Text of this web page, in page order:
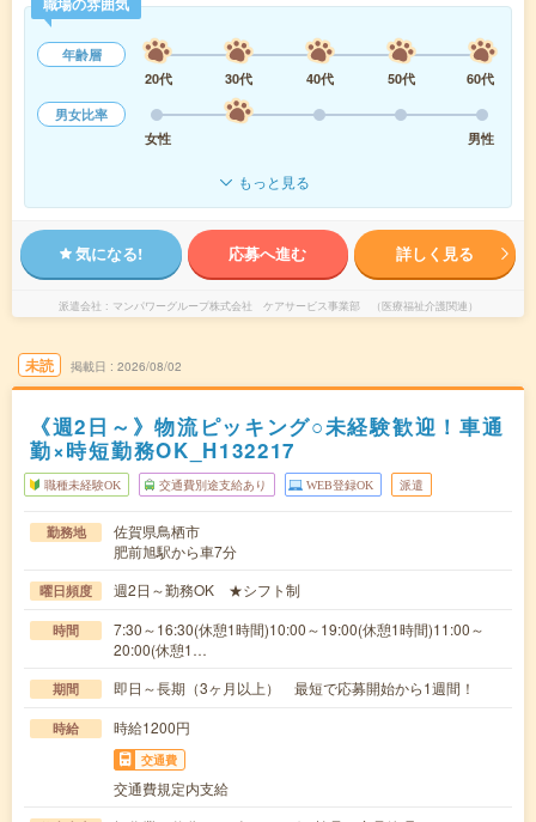
年齢層
20代
30代 40代 50代
60代
男女比率
女性
男性
もっと見る
気になる! 応募へ進む 詳しく見る
派遣会社 マンパワーグループ株式会社 ケアサービス事業部 （医療福祉介護関連）
未読 掲載日 2026/08/02
《週2日～》物流ピッキング○未経験歓迎！車通
勤×時短勤務OK_H132217
職種未経験OK 交通費別途支給あり WEB登録OK 派遣
勤務地
佐賀県鳥栖市
肥前旭駅から車7分
曜日頻度 週2日～勤務OK ★シフト制
時間
7:30～16:30(休憩1時間)10:00～19:00(休憩1時間)11:00～
20:00(休憩1…
期間 即日～長期（3ヶ月以上） 最短で応募開始から1週間！
時給 時給1200円
交通費
交通費規定内支給